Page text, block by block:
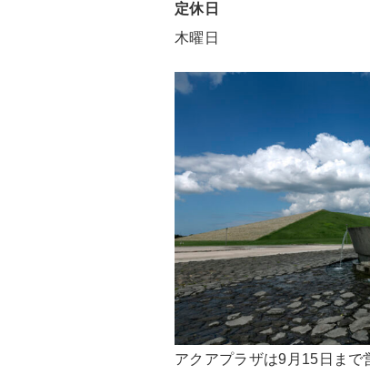
定休日
木曜日
アクアプラザは9月15日まで